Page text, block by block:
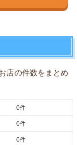
店の件数をまとめ
0件
0件
0件